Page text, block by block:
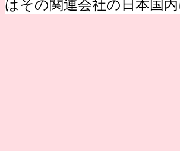
はその関連会社の日本国